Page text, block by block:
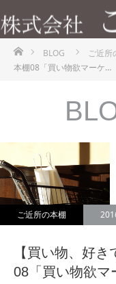
ホームBLOG ご近所
本棚08「買い物欲マーケ…
ご近所の本棚
【買い物、好
08「買い物欲マ